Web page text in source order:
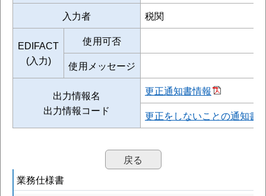
業務仕様書
入力者 税関
EDIFACT
(入力)
使用可否
使用メッセージ
出力情報名
出力情報コード
更正通知書情報
更正をしないことの通知書
戻る